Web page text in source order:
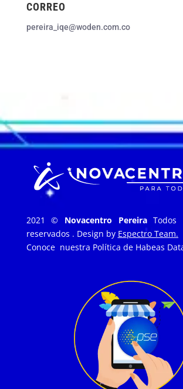
CORREO
pereira_iqe@woden.com.co
2021 © Novacentro PereiraTodos
reservados . Design by Espectro Team.
Conoce nuestra Política de Habeas